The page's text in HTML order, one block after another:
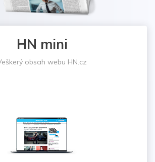
HN mini
obsah webu HN.cz